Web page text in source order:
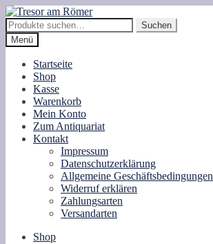
Zur
Navigation
springen
Zum
Inhalt
springen
Suche
nach:
Suchen
Menü
Startseite
Shop
Kasse
Warenkorb
Mein Konto
Zum Antiquariat
Kontakt
Impressum
Datenschutzerklärung
Allgemeine Geschäftsbedingungen
Widerruf erklären
Zahlungsarten
Versandarten
Shop